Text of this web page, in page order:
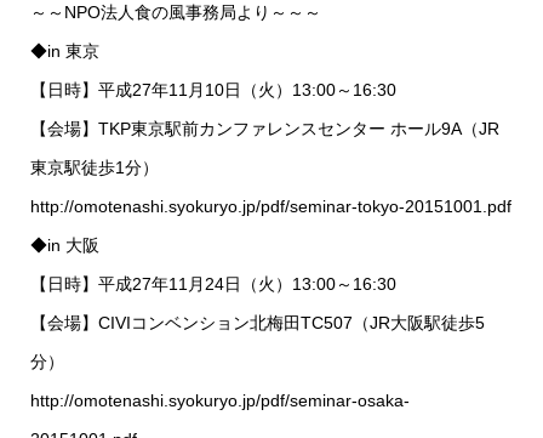
～～NPO法人食の風事務局より～～～
◆in 東京
【日時】平成27年11月10日（火）13:00～16:30
【会場】TKP東京駅前カンファレンスセンター ホール9A（JR
東京駅徒歩1分）
http://omotenashi.syokuryo.jp/pdf/seminar-tokyo-20151001.pdf
◆in 大阪
【日時】平成27年11月24日（火）13:00～16:30
【会場】CIVIコンベンション北梅田TC507（JR大阪駅徒歩5
分）
http://omotenashi.syokuryo.jp/pdf/seminar-osaka-